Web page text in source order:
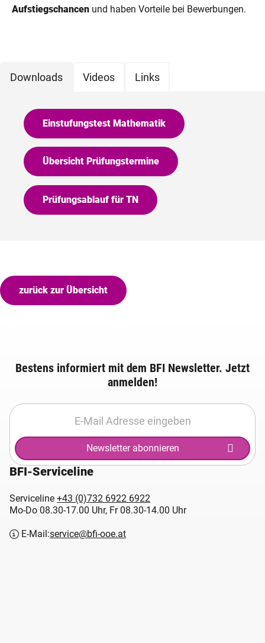
Aufstiegschancen und haben Vorteile bei Bewerbungen.
Downloads Videos Links
Einstufungstest Mathematik
Übersicht Prüfungstermine
Prüfungsablauf für TN
zurück zur Übersicht
Bestens informiert mit dem BFI Newsletter. Jetzt
anmelden!
Newsletter abonnieren
BFI-Serviceline
Serviceline +43 (0)732 6922 6922
Mo-Do 08.30-17.00 Uhr, Fr 08.30-14.00 Uhr
E-Mail:service@bfi-ooe.at